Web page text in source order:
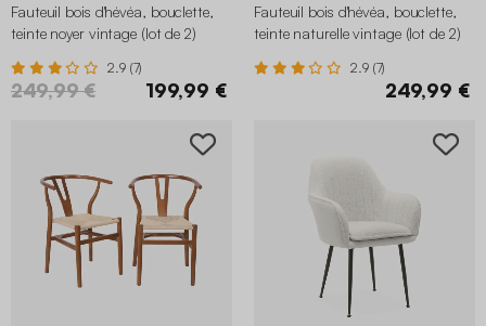
Fauteuil bois d'hévéa, bouclette,
teinte noyer vintage (lot de 2)
2.9 (7)
249,99 € 199,99 €
Fauteuil bois d'hévéa, bouclette,
teinte naturelle vintage (lot de 2)
2.9 (7)
249,99 €